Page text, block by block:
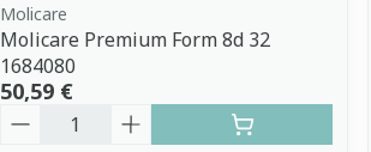
Molicare
Molicare Premium Form 8d 32
1684080
50,59 €
Quantité